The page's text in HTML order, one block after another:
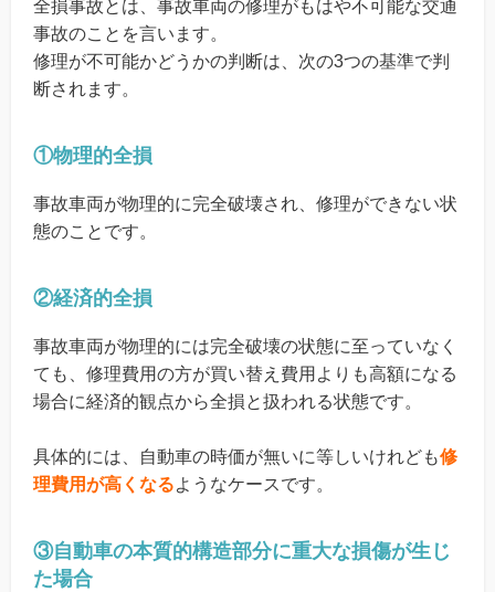
全損事故とは、事故車両の修理がもはや不可能な交通
事故のことを言います。
修理が不可能かどうかの判断は、次の3つの基準で判
断されます。
①物理的全損
事故車両が物理的に完全破壊され、修理ができない状
態のことです。
②経済的全損
事故車両が物理的には完全破壊の状態に至っていなく
ても、修理費用の方が買い替え費用よりも高額になる
場合に経済的観点から全損と扱われる状態です。
具体的には、自動車の時価が無いに等しいけれども修
理費用が高くなるようなケースです。
③自動車の本質的構造部分に重大な損傷が生じ
た場合